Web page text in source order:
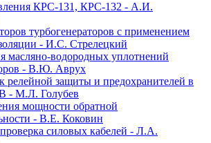
КРС-131, КРС-132 - А.И.
турбогенераторов с применением
- И.С. Стрелецкий
масляно-водородных уплотнений
- В.Ю. Аврух
релейной защиты и предохранителей в
- М.Л. Голубев
мощности обратной
- В.Е. Коковин
силовых кабелей - Л.А.